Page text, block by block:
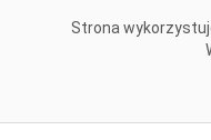
Strona